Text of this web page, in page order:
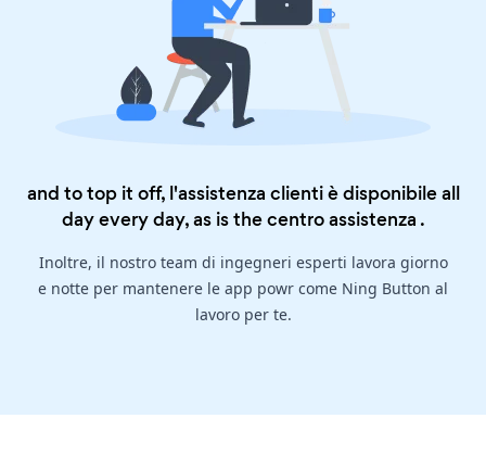
and to top it off, l'assistenza clienti è disponibile all
day every day, as is thecentro assistenza .
Inoltre, il nostro team di ingegneri esperti lavora giorno
e notte per mantenere le app powr come Ning Button al
lavoro per te.